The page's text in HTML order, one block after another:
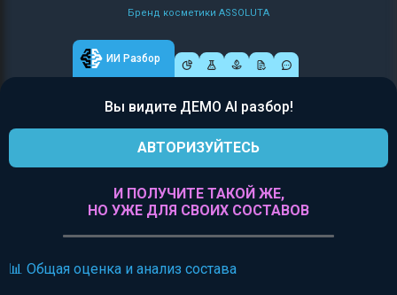
Бренд косметики ASSOLUTA
ИИ Разбор
Вы видите ДЕМО AI разбор!
АВТОРИЗУЙТЕСЬ
И ПОЛУЧИТЕ ТАКОЙ ЖЕ,
НО УЖЕ ДЛЯ СВОИХ СОСТАВОВ
📊 Общая оценка и анализ состава